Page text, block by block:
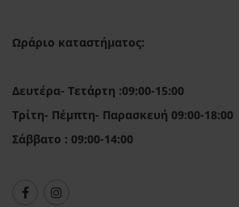
Ωράριο καταστήματος:
Δευτέρα- Τετάρτη :09:00-15:00
Τρίτη- Πέμπτη- Παρασκευή 09:00-18:00
Σάββατο : 09:00-14:00